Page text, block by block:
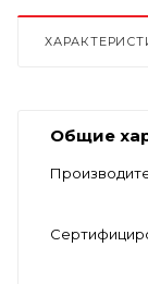
Общие